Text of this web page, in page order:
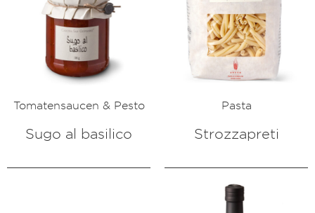
Tomatensaucen & Pesto
Sugo al basilico
Pasta
Strozzapreti